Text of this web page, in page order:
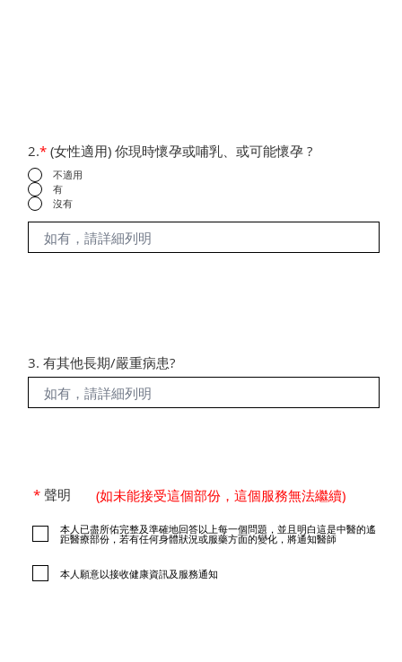
3. 有其他長期/嚴重病患?
*聲明 (如未能接受這個部份，這個服務無法繼續)
本人已盡所佑完整及準確地回答以上每一個問題，並且明白這是中醫的遙
距醫療部份，若有任何身體狀況或服藥方面的變化，將通知醫師
本人願意以接收健康資訊及服務通知
2.* (女性適用) 你現時懷孕或哺乳、或可能懷孕 ?
不適用
有
沒有